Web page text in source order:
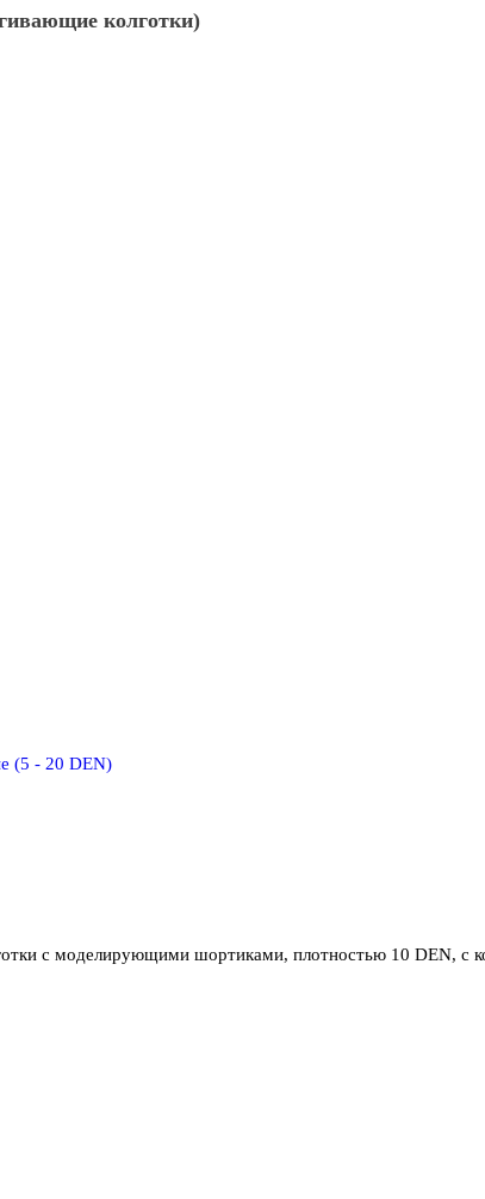
колготки)
(5 - 20 DEN)
с моделирующими шортиками, плотностью 10 DEN, с